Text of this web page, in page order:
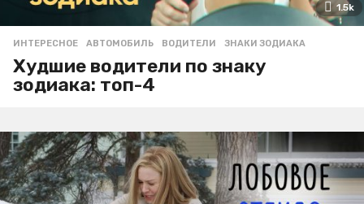
1.5k
ИНТЕРЕСНОЕ АВТОМОБИЛЬ ,ВОДИТЕЛИ ,ЗНАКИ ЗОДИАКА
Худшие водители по знаку
зодиака: топ-4